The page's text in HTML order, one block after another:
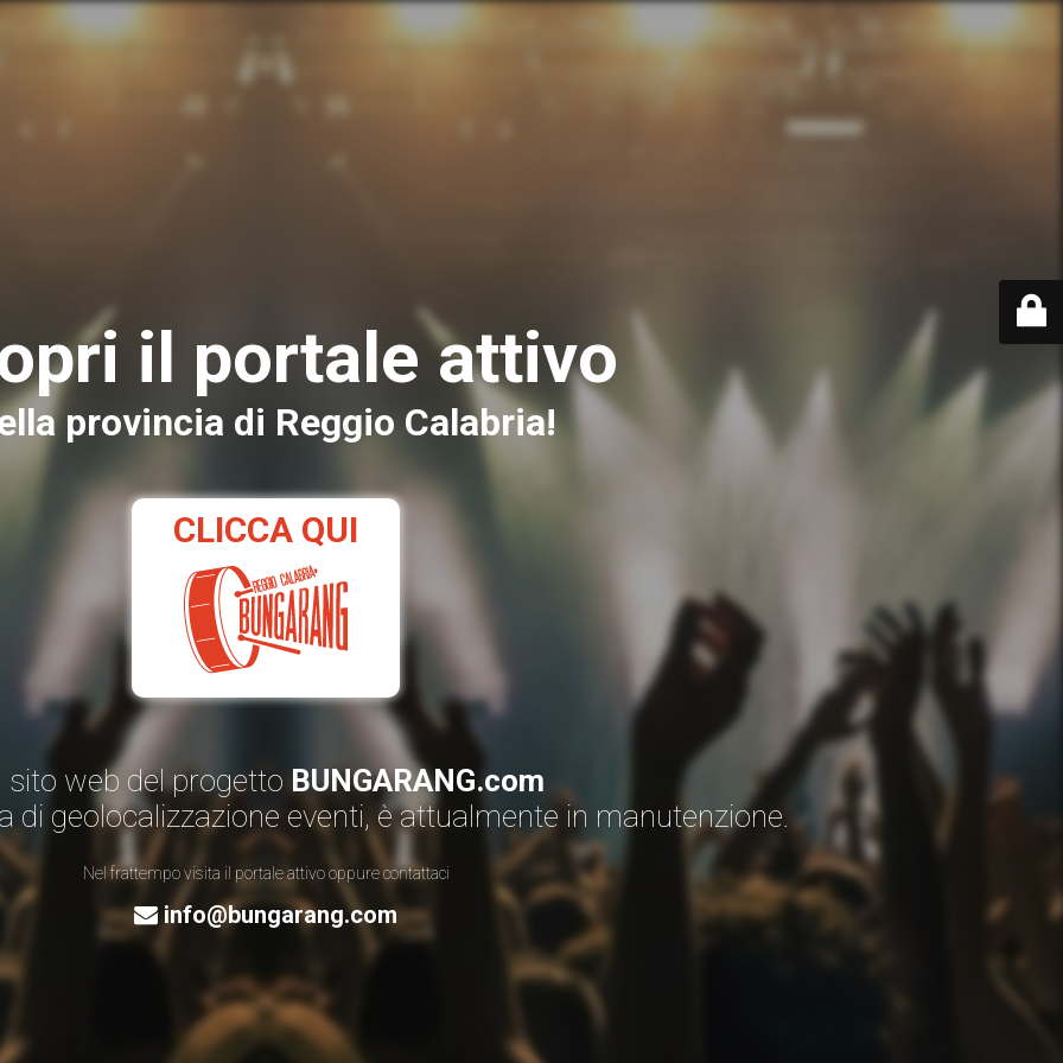
il portale attivo
provincia di Reggio Calabria!
CLICCA QUI
sito web del progetto BUNGARANG.com
di geolocalizzazione eventi, è attualmente in manutenzione.
Nel frattempo visita il portale attivo oppure contattaci
info@bungarang.com